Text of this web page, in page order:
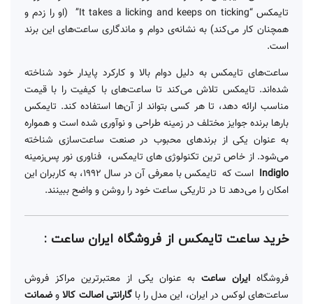
تایمکس “It takes a licking and keeps on ticking” (او را زدم و
همچنان کار می‌کند) به نشانه‌ی دوام و ماندگاری ساعت‌های این برند
است.
ساعت‌های تایمکس به دلیل دوام بالا و کارکرد پایدار خود شناخته
شده‌اند. تایمکس تلاش می‌کند تا ساعت‌های با کیفیت را با قیمت
مناسب ارائه دهد، تا هر کسی بتواند از آن‌ها استفاده کند. تایمکس
بارها برنده جوایز مختلف در زمینه طراحی و نوآوری شده است و همواره
به عنوان یکی از برندهای محبوب در صنعت ساعت‌سازی شناخته
می‌شود. از خاص ترین تکنولوژی های تایمکس، فناوری نور پس‌زمینه
Indiglo
است که تایمکس با معرفی آن در سال 1992، به کاربران این
امکان را می‌دهد تا در تاریکی ساعت خود را روشن و واضح ببینند.
خرید ساعت تایمکس از فروشگاه ایران ساعت :
فروشگاه ایران ساعتبه عنوان یکی از معتبرترین مراکز فروش
ساعت‌های لوکس در ایران، این مدل را باگارانتی اصالت کالاوضمانت